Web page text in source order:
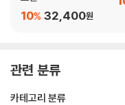
32,400원
10%
관련 분류
카테고리 분류